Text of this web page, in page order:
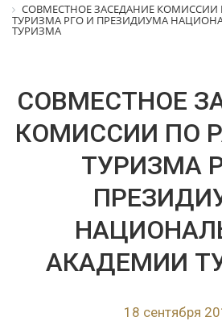
СОВМЕСТНОЕ ЗАСЕДАНИЕ
ТУРИЗМА РГО И ПРЕЗИДИУМА
ТУРИЗМА
СОВМЕСТНОЕ
КОМИССИИ ПО
ТУРИЗМА
АКАДЕМИИ
18 сентября